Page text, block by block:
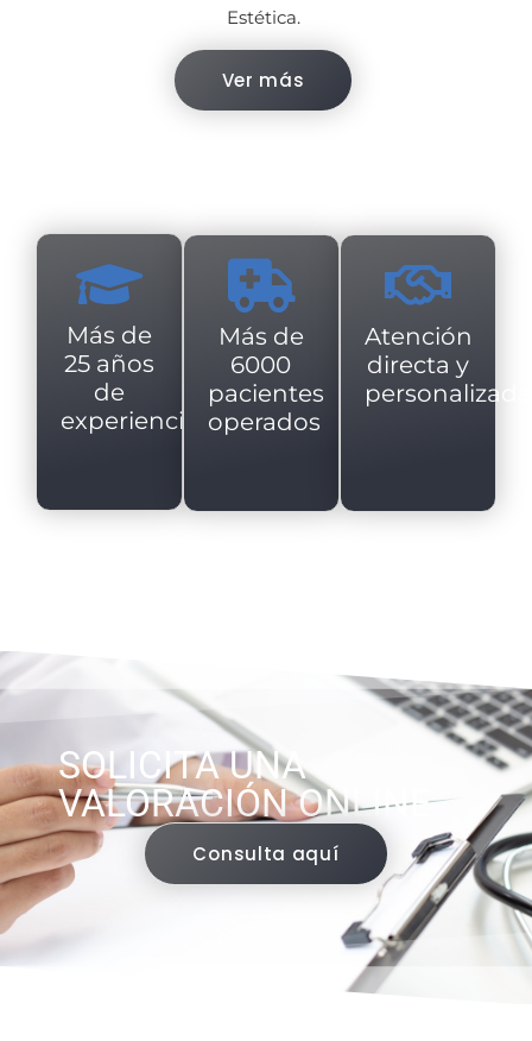
Estética.
Ver más
Más de
25 años
de
experiencia
Más de
6000
pacientes
operados
Atención
directa y
personalizada
SOLICITA UNA
VALORACIÓN ONLINE
Consulta aquí